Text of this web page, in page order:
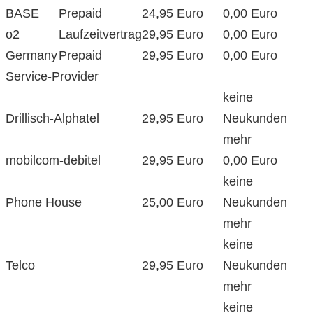
BASE
Prepaid
24,95 Euro
0,00 Euro
o2
Germany
Laufzeitvertrag29,95 Euro
0,00 Euro
Prepaid
29,95 Euro
0,00 Euro
Service-Provider
Drillisch-Alphatel 29,95 Euro
keine
Neukunden
mehr
mobilcom-debitel
29,95 Euro 0,00 Euro
Phone House 25,00 Euro
keine
Neukunden
mehr
Telco 29,95 Euro
keine
Neukunden
mehr
keine